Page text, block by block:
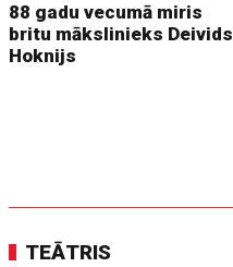
88 gadu vecumā miris
britu mākslinieks Deivids
Hoknijs
TEĀTRIS